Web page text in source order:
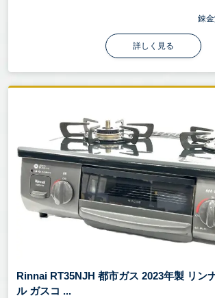
錬
詳しく見る
Rinnai RT35NJH 都市ガス 2023年製 リン
ル ガスコ ...